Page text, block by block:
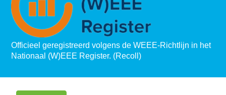
Officieel geregistreerd volgens de WEEE-Richtlijn in het
Nationaal (W)EEE Register. (Recoll)